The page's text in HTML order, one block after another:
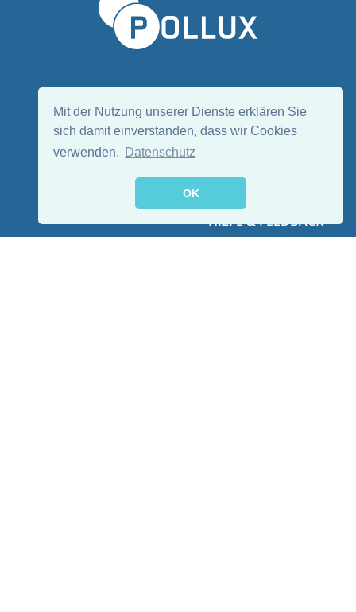
Mit der Nutzung unserer Dienste erklären Sie
sich damit einverstanden, dass wir Cookies
verwenden.
Datenschutz
OK
HILFE & FEEDBACK
EN